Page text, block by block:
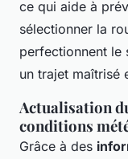
ce qui aide à
sélectionner la
perfectionnent le
un trajet maîtrisé
Actualisation
conditions
Grâce à des